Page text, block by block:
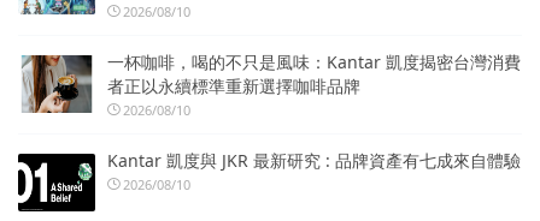
2026/08/10
一杯咖啡，喝的不只是風味：Kantar 凱度揭密台灣消費
者正以永續標準重新選擇咖啡品牌
2026/08/10
Kantar 凱度與 JKR 最新研究 : 品牌資產有七成來自體驗
2026/08/10